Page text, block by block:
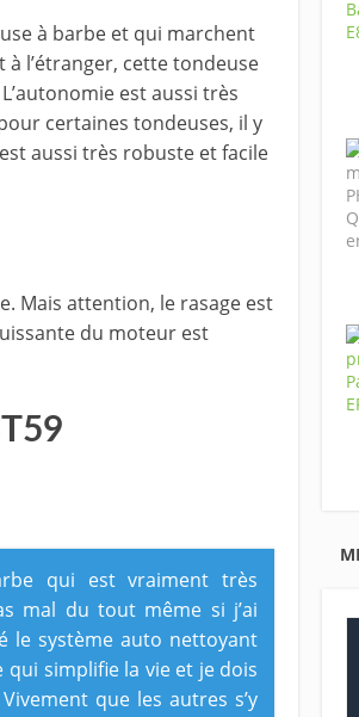
à barbe et qui marchent
l’étranger, cette tondeuse
est aussi très
certaines tondeuses, il y
aussi très robuste et facile
Mais attention, le rasage est
du moteur est
qui est vraiment très
mal du tout même si j’ai
le système auto nettoyant
qui simplifie la vie et je dois
que les autres s’y